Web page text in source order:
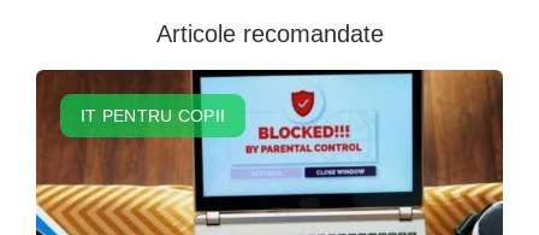
Articole recomandate
IT PENTRU COPII